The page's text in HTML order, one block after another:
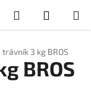
Hledat
KOŠÍK
3 kg BROS
BROS